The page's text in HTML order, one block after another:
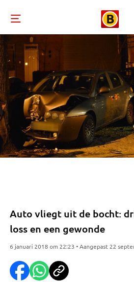
Auto vliegt uit de bocht:
loss en een gewonde
6 januari 2018 om 22:23 • Aangepast 22